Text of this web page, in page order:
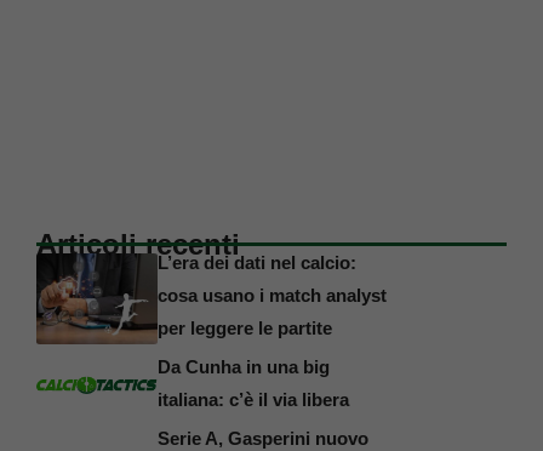
Articoli recenti
L’era dei dati nel calcio:
cosa usano i match analyst
per leggere le partite
Da Cunha in una big
italiana: c’è il via libera
Serie A, Gasperini nuovo